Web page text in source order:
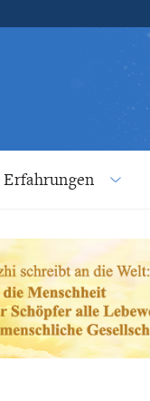
Erfahrungen